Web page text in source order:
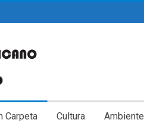
Carpeta Cultura Ambiente